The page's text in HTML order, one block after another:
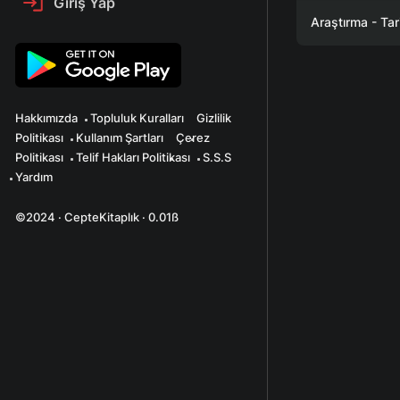
Hakkımızda Topluluk Kuralları
Gizlilik
Politikası
Kullanım Şartları
Çerez
Politikası
Telif Hakları Politikası
S.S.S
Yardım
©2024 · CepteKitaplık · 0.01ß
Araştırma -